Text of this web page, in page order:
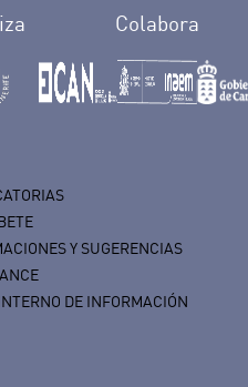
Colabora
Y SUGERENCIAS
DE INFORMACIÓN